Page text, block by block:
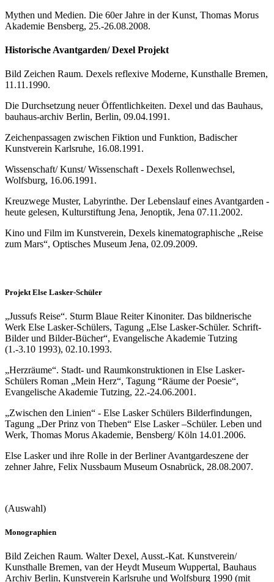
Mythen und Medien. Die 60er Jahre in der Kunst, Thomas Morus
Akademie Bensberg, 25.-26.08.2008.
Historische Avantgarden/ Dexel Projekt
Bild Zeichen Raum. Dexels reflexive Moderne, Kunsthalle Bremen,
11.11.1990.
Die Durchsetzung neuer Öffentlichkeiten. Dexel und das Bauhaus,
bauhaus-archiv Berlin, Berlin, 09.04.1991.
Zeichenpassagen zwischen Fiktion und Funktion, Badischer
Kunstverein Karlsruhe, 16.08.1991.
Wissenschaft/ Kunst/ Wissenschaft - Dexels Rollenwechsel,
Wolfsburg, 16.06.1991.
Kreuzwege Muster, Labyrinthe. Der Lebenslauf eines Avantgarden -
heute gelesen, Kulturstiftung Jena, Jenoptik, Jena 07.11.2002.
Kino und Film im Kunstverein, Dexels kinematographische „Reise
zum Mars“, Optisches Museum Jena, 02.09.2009.
Projekt Else Lasker-Schüler
„Jussufs Reise“. Sturm Blaue Reiter Kinoniter. Das bildnerische
Werk Else Lasker-Schülers, Tagung „Else Lasker-Schüler. Schrift-
Bilder und Bilder-Bücher“, Evangelische Akademie Tutzing
(1.-3.10 1993), 02.10.1993.
„Herzräume“. Stadt- und Raumkonstruktionen in Else Lasker-
Schülers Roman „Mein Herz“, Tagung “Räume der Poesie“,
Evangelische Akademie Tutzing, 22.-24.06.2001.
„Zwischen den Linien“ - Else Lasker Schülers Bilderfindungen,
Tagung „Der Prinz von Theben“ Else Lasker –Schüler. Leben und
Werk, Thomas Morus Akademie, Bensberg/ Köln 14.01.2006.
Else Lasker und ihre Rolle in der Berliner Avantgardeszene der
zehner Jahre, Felix Nussbaum Museum Osnabrück, 28.08.2007.
(Auswahl)
Monographien
Bild Zeichen Raum. Walter Dexel, Ausst.-Kat. Kunstverein/
Kunsthalle Bremen, van der Heydt Museum Wuppertal, Bauhaus
Archiv Berlin, Kunstverein Karlsruhe und Wolfsburg 1990 (mit